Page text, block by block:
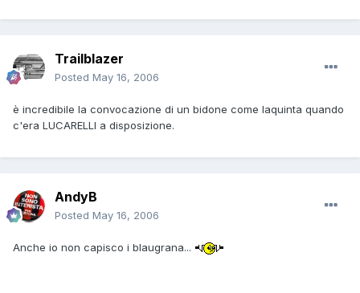
Trailblazer
Posted May 16, 2006
è incredibile la convocazione di un bidone come Iaquinta quando
c'era LUCARELLI a disposizione.
AndyB
Posted May 16, 2006
Anche io non capisco i blaugrana...